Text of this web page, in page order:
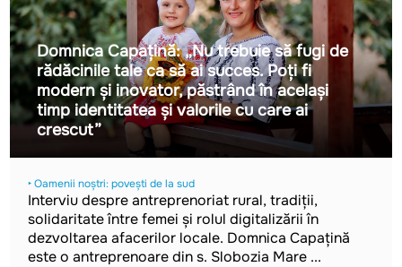
Domnica Capațină: „Nu trebuie să fugi de
rădăcinile tale ca să ai succes. Poți fi
modern și inovator, păstrând în același
timp identitatea și valorile cu care ai
crescut”
‣ Oamenii noștri: povești de la sud
Interviu despre antreprenoriat rural, tradiții,
solidaritate între femei și rolul digitalizării în
dezvoltarea afacerilor locale. Domnica Capațină
este o antreprenoare din s. Slobozia Mare ...